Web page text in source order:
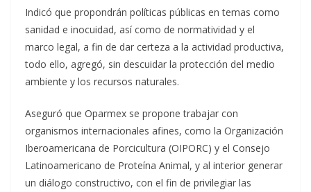
Indicó que propondrán políticas públicas en temas como
sanidad e inocuidad, así como de normatividad y el
marco legal, a fin de dar certeza a la actividad productiva,
todo ello, agregó, sin descuidar la protección del medio
ambiente y los recursos naturales.
Aseguró que Oparmex se propone trabajar con
organismos internacionales afines, como la Organización
Iberoamericana de Porcicultura (OIPORC) y el Consejo
Latinoamericano de Proteína Animal, y al interior generar
un diálogo constructivo, con el fin de privilegiar las